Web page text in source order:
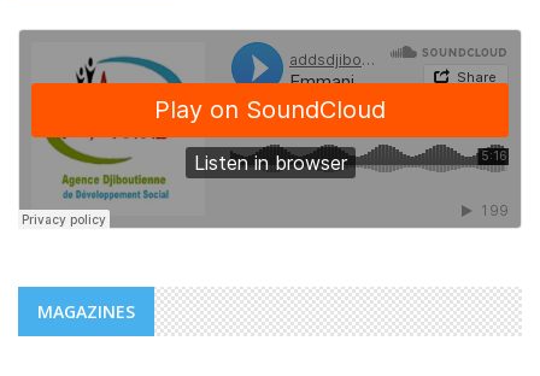
MAGAZINES